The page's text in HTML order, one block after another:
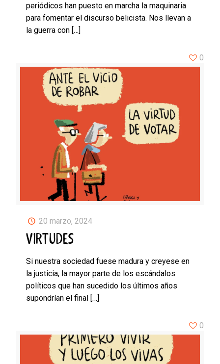
periódicos han puesto en marcha la maquinaria
para fomentar el discurso belicista. Nos llevan a
la guerra con […]
20 marzo, 2024
VIRTUDES
Si nuestra sociedad fuese madura y creyese en
la justicia, la mayor parte de los escándalos
políticos que han sucedido los últimos años
supondrían el final
[…]
0
0